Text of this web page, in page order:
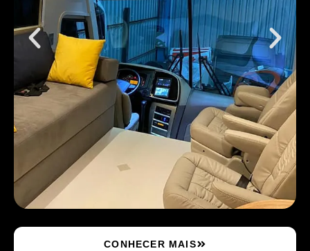
CONHECER MAIS